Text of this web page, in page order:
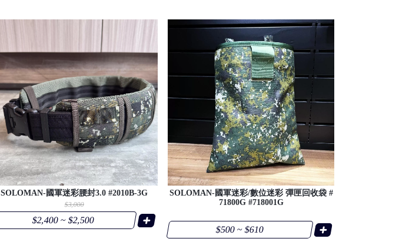
SOLOMAN-國軍迷彩腰封3.0 #2010B-3G
$3,000
$2,400 ~ $2,500
SOLOMAN-國軍迷彩/數位迷彩 彈匣回收袋 #
71800G #718001G
$500 ~ $610